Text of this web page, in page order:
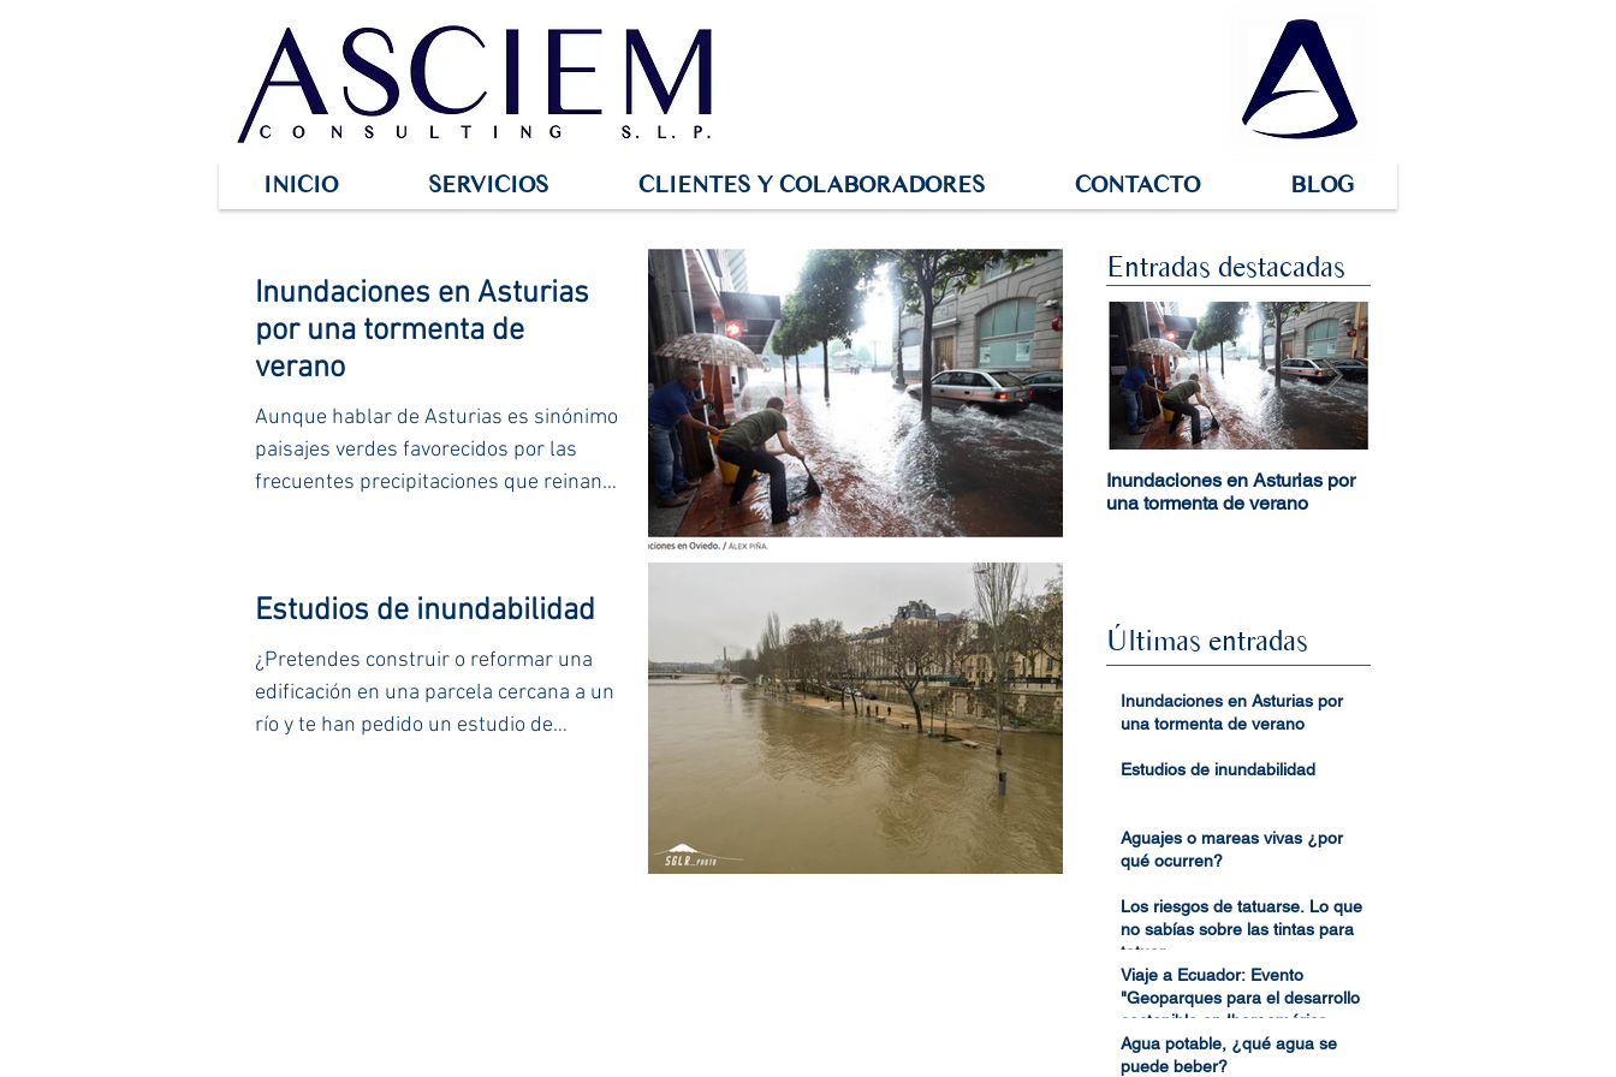
INICIO SERVICIOS CLIENTES Y COLABORADORES CONTACTO BLOG
Inundaciones en Asturias
por una tormenta de
verano
Aunque hablar de Asturias es sinónimo
paisajes verdes favorecidos por las
frecuentes precipitaciones que reinan a
Estudios de inundabilidad
¿Pretendes construir o reformar una
edificación en una parcela cercana a un
río y te han pedido un estudio de
Entradas destacadas
Inundaciones en Asturias por
una tormenta de verano
Últimas entradas
Inundaciones en Asturias por
una tormenta de verano
Estudios de inundabilidad
Aguajes o mareas vivas ¿por
qué ocurren?
Los riesgos de tatuarse. Lo que
no sabías sobre las tintas para
tatuar
Viaje a Ecuador: Evento
"Geoparques para el desarrollo
sostenible en Iberoamérica
(GEDES)"
Agua potable, ¿qué agua se
puede beber?